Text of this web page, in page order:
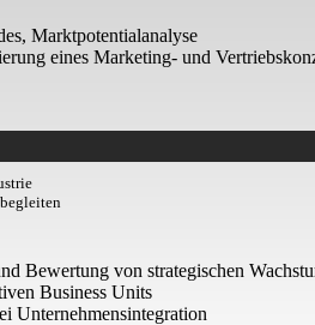
Marktpotentialanalyse
eines Marketing- und
Bewertung von strategischen
Business Units
Unternehmensintegration